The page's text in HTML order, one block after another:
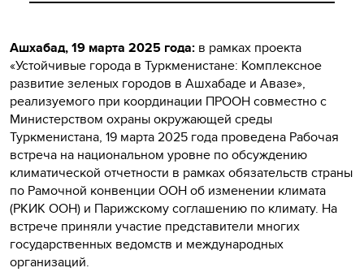
Ашхабад, 19 марта 2025 года: в рамках проекта
«Устойчивые города в Туркменистане: Комплексное
развитие зеленых городов в Ашхабаде и Авазе»,
реализуемого при координации ПРООН совместно с
Министерством охраны окружающей среды
Туркменистана, 19 марта 2025 года проведена Рабочая
встреча на национальном уровне по обсуждению
климатической отчетности в рамках обязательств страны
по Рамочной конвенции ООН об изменении климата
(РКИК ООН) и Парижскому соглашению по климату. На
встрече приняли участие представители многих
государственных ведомств и международных
организаций.